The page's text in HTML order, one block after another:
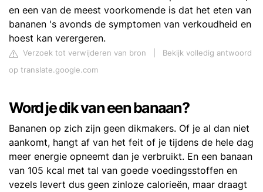
en een van de meest voorkomende is dat het eten van
bananen 's avonds de symptomen van verkoudheid en
hoest kan verergeren.
Verzoek tot verwijderen van bron
Bekijk volledig antwoord
op translate.google.com
Word je dik van een banaan?
Bananen op zich zijn geen dikmakers. Of je al dan niet
aankomt, hangt af van het feit of je tijdens de hele dag
meer energie opneemt dan je verbruikt. En een banaan
van 105 kcal met tal van goede voedingsstoffen en
vezels levert dus geen zinloze calorieën, maar draagt